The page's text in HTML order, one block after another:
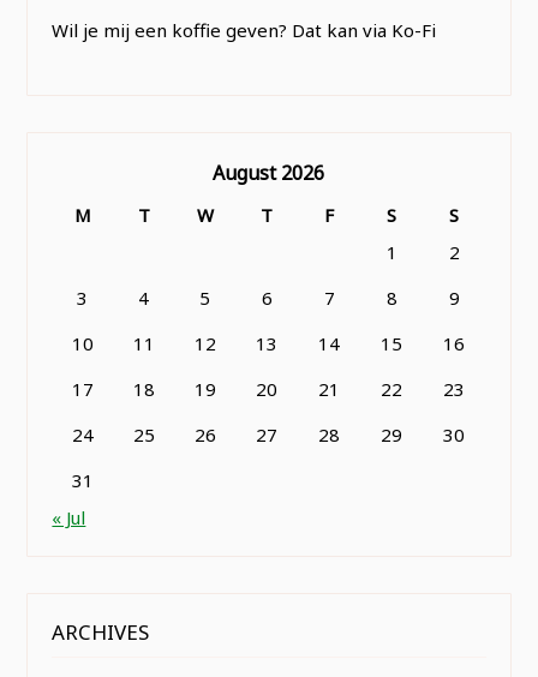
Wil je mij een koffie geven? Dat kan via Ko-Fi
August 2026
M T W T F S
S
1
2
3
4 5 6 7 8
9
10
11 12 13 14 15
16
17
18 19 20 21 22
23
24
25 26 27 28 29
30
31
« Jul
ARCHIVES